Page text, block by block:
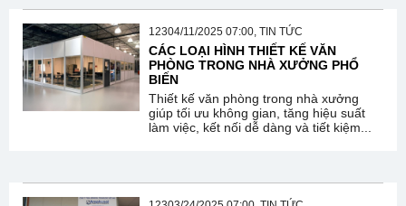
12304/11/2025 07:00, TIN TỨC
CÁC LOẠI HÌNH THIẾT KẾ VĂN
PHÒNG TRONG NHÀ XƯỞNG PHỔ
BIẾN
Thiết kế văn phòng trong nhà xưởng
giúp tối ưu không gian, tăng hiệu suất
làm việc, kết nối dễ dàng và tiết kiệm...